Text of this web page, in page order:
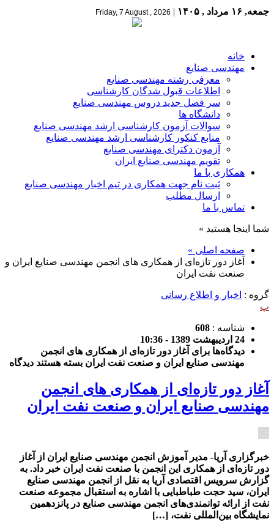
جمعه, ۱۶ مرداد , ۱۴۰۵ |
Friday, 7 August , 2026
خانه
مهندسی صنایع
معرفی رشته مهندسی صنایع
اطلاعات قبول شدگان کارشناسی
سر فصل جدید دروس مهندسی صنایع
دانشگاه ها
سوالات آزمون کارشناسی ارشد مهندسی صنایع
منابع کنکور کارشناسی ارشد مهندسی صنایع
آزمون دکترای مهندسی صنایع
تقویم مهندسی صنایع ایران
همکاری با ما
ثبت نام جهت همکاری در تیم اخبار مهندسی صنایع
ارسال مطلب
تماس با ما
شما اینجا هستید »
صفحه اصلی »
آغاز دور تازه‌ای از همکاری های انجمن مهندسی صنایع ایران و
صنعت نفت ایران
گروه : اخبار و اطلاع رسانی
پ
شناسه : 608
24 اردیبهشت 1389 - 10:36
دیدگاه‌ها برای آغاز دور تازه‌ای از همکاری های انجمن
مهندسی صنایع ایران و صنعت نفت ایران بسته هستند دیدگاه
آغاز دور تازه‌ای از همکاری های انجمن
مهندسی صنایع ایران و صنعت نفت ایران
خبرگزاری آریا- مدیر آموزش انجمن مهندسی صنایع ایران از آغاز
دور تازه‌ای از همکاری این انجمن با صنعت نفت ایران خبر داد. به
گزارش سرویس اقتصادی آریا به نقل از انجمن مهندسی صنایع
ایران، سید حجت طباطبایی با اشاره به استقبال مجموعه صنعت
نفت از ارائه توانمندی‌های انجمن مهندسی صنایع در پانزدهمین
نمایشگاه بین‌المللی نفت، […]